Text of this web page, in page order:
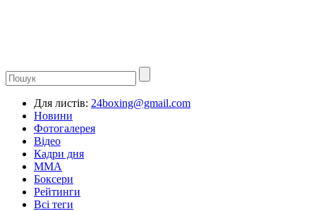
Для листів: 24boxing@gmail.com
Новини
Фотогалерея
Відео
Кадри дня
ММА
Боксери
Рейтинги
Всі теги